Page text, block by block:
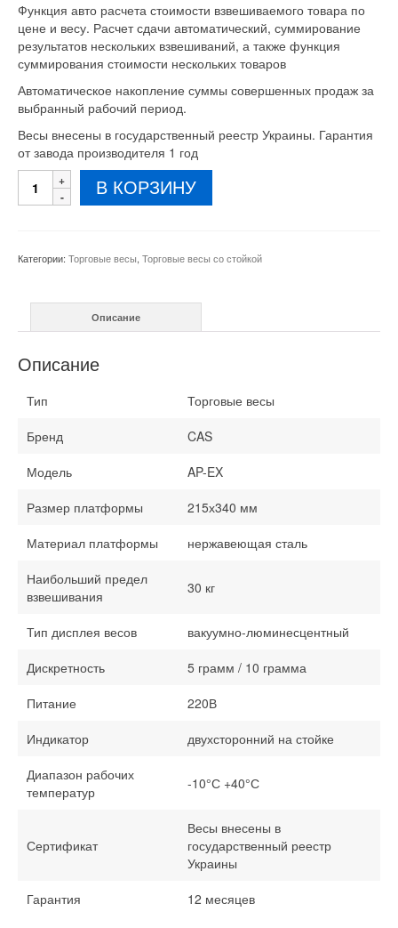
Функция авто расчета стоимости взвешиваемого товара по
цене и весу. Расчет сдачи автоматический, суммирование
результатов нескольких взвешиваний, а также функция
суммирования стоимости нескольких товаров
Автоматическое накопление суммы совершенных продаж за
выбранный рабочий период.
Весы внесены в государственный реестр Украины. Гарантия
от завода производителя 1 год
Количество
товара
стойкой
EX
В КОРЗИНУ
Категории: Торговые весы, Торговые весы со стойкой
Описание
Описание
Тип
Торговые весы
Бренд
CAS
Модель
AP-EX
Размер платформы
215х340 мм
Материал платформы
нержавеющая сталь
Наибольший предел
взвешивания
30 кг
Тип дисплея весов
вакуумно-люминесцентный
Дискретность
5 грамм / 10 грамма
Питание
220В
Индикатор
двухсторонний на стойке
Диапазон рабочих
температур
-10°С +40°С
Сертификат
Весы внесены в
государственный реестр
Украины
Гарантия
12 месяцев